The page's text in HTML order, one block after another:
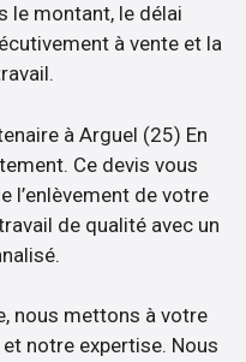
le montant, le délai
à vente et la
à Arguel (25) En
Ce devis vous
l’enlèvement de votre
de qualité avec un
nous mettons à votre
notre expertise. Nous